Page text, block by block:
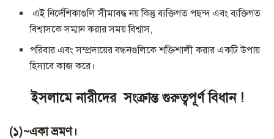
এই নির্দেশিকাগুলি সীমাবদ্ধ নয় কিন্তু ব্যক্তিগত পছন্দ এবং ব্যক্তিগত
বিশ্বাসকে সম্মান করার সময় বিশ্বাস,
পরিবার এবং সম্প্রদায়ের বন্ধনগুলিকে শক্তিশালী করার একটি উপায়
হিসাবে কাজ করে।
ইসলামে নারীদের সংক্রান্ত গুরুত্বপূর্ণ বিধান !
(১)~একা ভ্রমণ।